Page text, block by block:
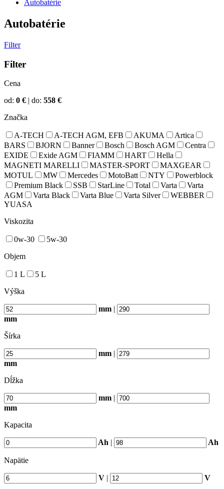
Autobatérie
Autobatérie
Filter
Filter
Cena
od: 0 € | do: 558 €
Značka
A-TECH A-TECH AGM, EFB AKUMA
Artica
BARS
BJORN Banner Bosch Bosch AGM
Centra
EXIDE
Exide AGM FIAMM HART
Hella
MAGNETI MARELLI
MASTER-SPORT
MAXGEAR
MOTUL
MW Mercedes MotoBatt NTY
Powerblock
Premium Black
SSB StarLine Total Varta
Varta
AGM
Varta Black Varta Blue Varta Silver
WEBBER
YUASA
Viskozita
0w-30
5w-30
Objem
1 L
5 L
Výška
mm |
mm
Šírka
mm |
mm
Dĺžka
mm |
mm
Kapacita
Ah | Ah
Napätie
V | V